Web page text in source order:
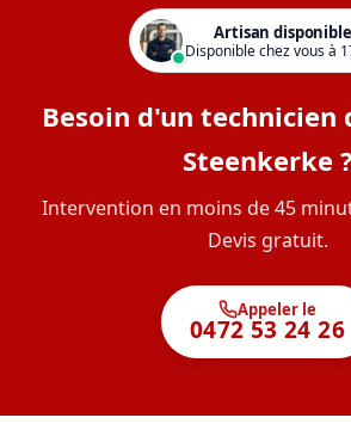
Artisan disponible
Disponible chez vous à
Besoin d'un technicien
Steenkerke ?
Intervention en moins de 45
Devis gratuit.
Appeler le
0472 53 24 26